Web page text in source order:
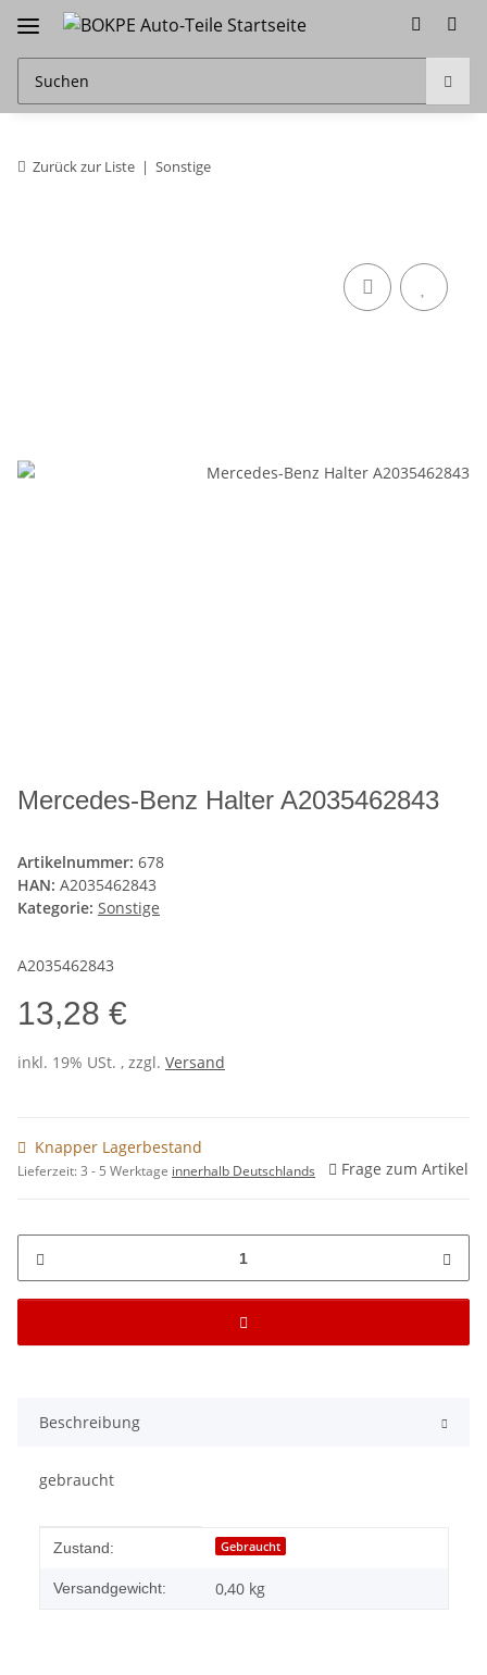
Zurück zur Liste Sonstige
Mercedes-Benz Halter A2035462843
Artikelnummer: 678
HAN: A2035462843
Kategorie: Sonstige
A2035462843
13,28 €
inkl. 19% USt. , zzgl. Versand
Knapper Lagerbestand
Lieferzeit:3 - 5 Werktage innerhalb Deutschlands Frage zum Artikel
Beschreibung
gebraucht
Produkteigenschaft
Wert
Zustand: Gebraucht
Versandgewicht: 0,40 kg